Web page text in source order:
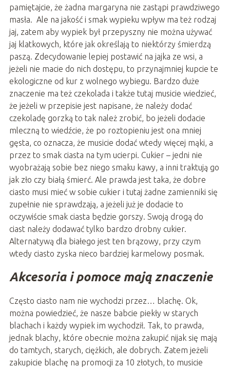
pamiętajcie, że żadna margaryna nie zastąpi prawdziwego
masła. Ale na jakość i smak wypieku wpływ ma też rodzaj
jaj, zatem aby wypiek był przepyszny nie można używać
jaj klatkowych, które jak określają to niektórzy śmierdzą
paszą. Zdecydowanie lepiej postawić na jajka ze wsi, a
jeżeli nie macie do nich dostępu, to przynajmniej kupcie te
ekologiczne od kur z wolnego wybiegu. Bardzo duże
znaczenie ma też czekolada i także tutaj musicie wiedzieć,
że jeżeli w przepisie jest napisane, że należy dodać
czekoladę gorzką to tak należ zrobić, bo jeżeli dodacie
mleczną to wiedźcie, że po roztopieniu jest ona mniej
gęsta, co oznacza, że musicie dodać wtedy więcej mąki, a
przez to smak ciasta na tym ucierpi. Cukier – jedni nie
wyobrażają sobie bez niego smaku kawy, a inni traktują go
jak zło czy białą śmierć. Ale prawda jest taka, że dobre
ciasto musi mieć w sobie cukier i tutaj żadne zamienniki się
zupełnie nie sprawdzają, a jeżeli już je dodacie to
oczywiście smak ciasta będzie gorszy. Swoją drogą do
ciast należy dodawać tylko bardzo drobny cukier.
Alternatywą dla białego jest ten brązowy, przy czym
wtedy ciasto zyska nieco bardziej karmelowy posmak.
Akcesoria i pomoce mają znaczenie
Często ciasto nam nie wychodzi przez… blachę. Ok,
można powiedzieć, że nasze babcie piekły w starych
blachach i każdy wypiek im wychodził. Tak, to prawda,
jednak blachy, które obecnie można zakupić nijak się mają
do tamtych, starych, ciężkich, ale dobrych. Zatem jeżeli
zakupicie blachę na promocji za 10 złotych, to musicie